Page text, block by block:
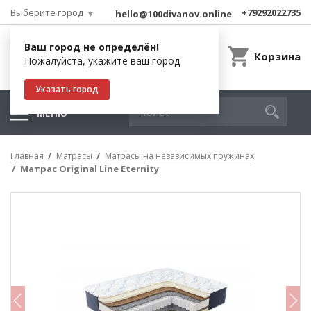
Выберите город
Ваш город не определён!
Пожалуйста, укажите ваш город
Указать город
hello@100divanov.online +79292022735
Корзина
МЕНЮ
Главная Матрасы Матрасы на независимых пружинах
Матрас Original Line Eternity